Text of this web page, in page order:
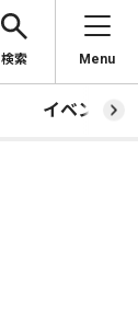
検索 Menu
イベント